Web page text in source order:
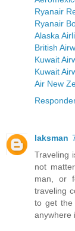
Ryanair
Ryanair
Alaska
British
Kuwait
Kuwait
Air New
laksman
Traveling
not
man, or
traveling
to get the
anywhere